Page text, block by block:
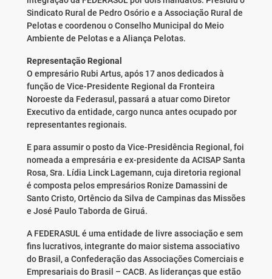
Sindicato Rural de Pedro Osório e a Associação Rural de
Pelotas e coordenou o Conselho Municipal do Meio
Ambiente de Pelotas e a Aliança Pelotas.
Representação Regional
O empresário Rubi Artus, após 17 anos dedicados à
função de Vice-Presidente Regional da Fronteira
Noroeste da Federasul, passará a atuar como Diretor
Executivo da entidade, cargo nunca antes ocupado por
representantes regionais.
E para assumir o posto da Vice-Presidência Regional, foi
nomeada a empresária e ex-presidente da ACISAP Santa
Rosa, Sra. Lídia Linck Lagemann, cuja diretoria regional
é composta pelos empresários Ronize Damassini de
Santo Cristo, Ortêncio da Silva de Campinas das Missões
e José Paulo Taborda de Giruá.
A FEDERASUL é uma entidade de livre associação e sem
fins lucrativos, integrante do maior sistema associativo
do Brasil, a Confederação das Associações Comerciais e
Empresariais do Brasil – CACB. As lideranças que estão